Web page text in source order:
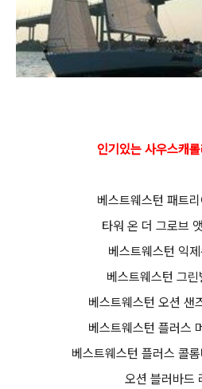
인기있는 사우스캐
베스트웨스턴 패트
타워 온 더 그로브
베스트웨스턴 익
베스트웨스턴 그린
베스트웨스턴 오션 샌
베스트웨스턴 플러스
베스트웨스턴 플러스 콜
오션 블러바드